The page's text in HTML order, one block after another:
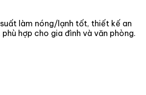
làm nóng/lạnh tốt, thiết kế an
hợp cho gia đình và văn phòng.